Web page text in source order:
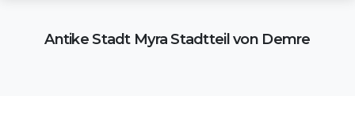
Antike Stadt Myra Stadtteil von Demre